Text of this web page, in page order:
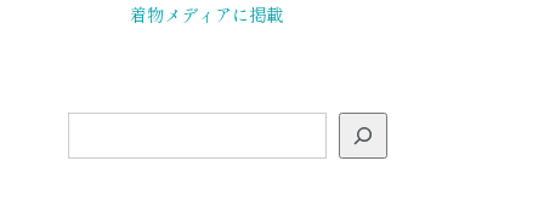
着物メディアに掲載
索